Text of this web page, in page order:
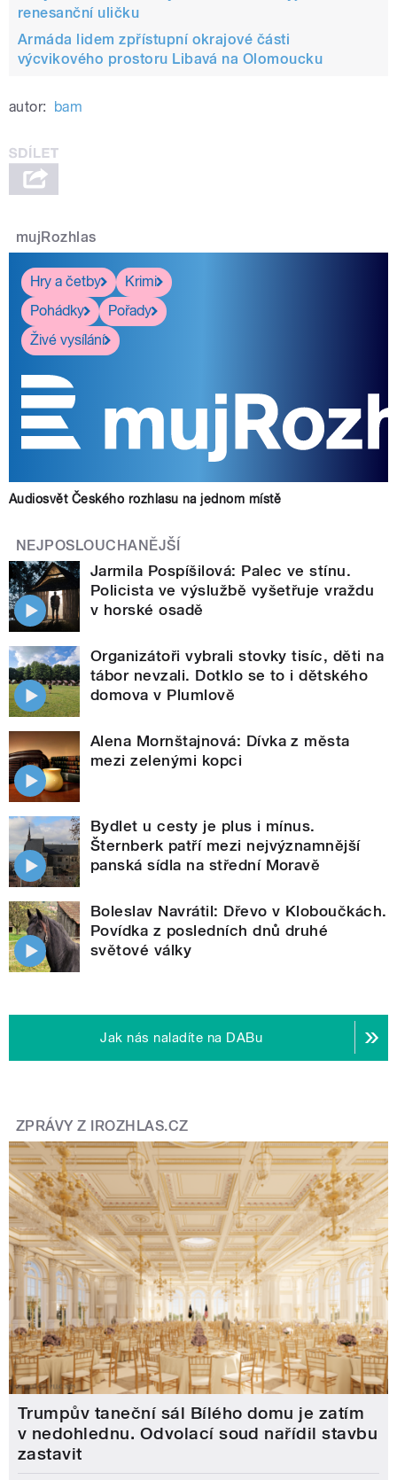
renesanční uličku
Armáda lidem zpřístupní okrajové části
výcvikového prostoru Libavá na Olomoucku
autor: bam
mujRozhlas
Hry a četby
Krimi
Pohádky
Pořady
Živé vysílání
Audiosvět Českého rozhlasu na jednom místě
NEJPOSLOUCHANĚJŠÍ
Jarmila Pospíšilová: Palec ve stínu.
Policista ve výslužbě vyšetřuje vraždu
v horské osadě
Organizátoři vybrali stovky tisíc, děti na
tábor nevzali. Dotklo se to i dětského
domova v Plumlově
Alena Mornštajnová: Dívka z města
mezi zelenými kopci
Bydlet u cesty je plus i mínus.
Šternberk patří mezi nejvýznamnější
panská sídla na střední Moravě
Boleslav Navrátil: Dřevo v Kloboučkách.
Povídka z posledních dnů druhé
světové války
Jak nás naladíte na DABu
ZPRÁVY Z IROZHLAS.CZ
Trumpův taneční sál Bílého domu je zatím
v nedohlednu. Odvolací soud nařídil stavbu
zastavit